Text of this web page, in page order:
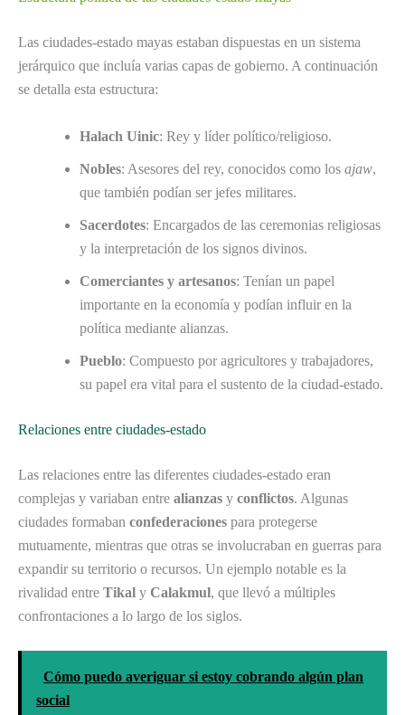
Las ciudades-estado mayas estaban dispuestas en un sistema
jerárquico que incluía varias capas de gobierno. A continuación
se detalla esta estructura:
Halach Uinic: Rey y líder político/religioso.
Nobles: Asesores del rey, conocidos como los ajaw,
que también podían ser jefes militares.
Sacerdotes: Encargados de las ceremonias religiosas
y la interpretación de los signos divinos.
Comerciantes y artesanos: Tenían un papel
importante en la economía y podían influir en la
política mediante alianzas.
Pueblo: Compuesto por agricultores y trabajadores,
su papel era vital para el sustento de la ciudad-estado.
Relaciones entre ciudades-estado
Las relaciones entre las diferentes ciudades-estado eran
complejas y variaban entre alianzas y conflictos. Algunas
ciudades formaban confederaciones para protegerse
mutuamente, mientras que otras se involucraban en guerras para
expandir su territorio o recursos. Un ejemplo notable es la
rivalidad entre Tikal y Calakmul, que llevó a múltiples
confrontaciones a lo largo de los siglos.
Cómo puedo averiguar si estoy cobrando algún plan
social